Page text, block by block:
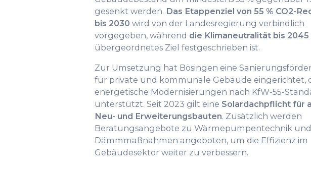
gesenkt werden. Das Etappenziel von 55 % CO2-
bis 2030 wird von der Landesregierung verbindlich
vorgegeben, während die Klimaneutralität bis 2045
übergeordnetes Ziel festgeschrieben ist.
Zur Umsetzung hat Bösingen eine
für private und kommunale Gebäude eingerichtet,
energetische Modernisierungen nach KfW-55-
unterstützt. Seit 2023 gilt eine Solardachpflicht für
Neu- und Erweiterungsbauten. Zusätzlich werden
Beratungsangebote zu Wärmepumpentechnik und
Dämmmaßnahmen angeboten, um die Effizienz im
Gebäudesektor weiter zu verbessern.